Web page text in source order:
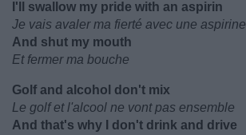
I'll swallow my pride with an aspirin
Je vais avaler ma fierté avec une aspirine
And shut my mouth
Et fermer ma bouche
Golf and alcohol don't mix
Le golf et l'alcool ne vont pas ensemble
And that's why I don't drink and drive